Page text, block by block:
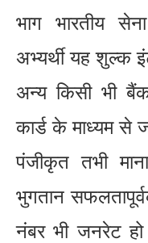
भाग भारतीय
अभ्यर्थी यह शुल्क
अन्य किसी भी
कार्ड के माध्यम से
पंजीकृत तभी
भुगतान
नंबर भी जनरेट हो